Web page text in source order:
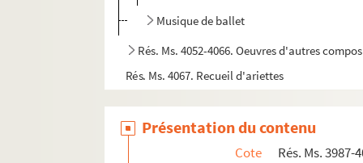
Musique de ballet
Rés. Ms. 4052-4066. Oeuvres d'autres
Rés. Ms. 4067. Recueil d'ariettes
Rés. Ms. 4071. Esquisse de partition
Présentation du contenu
Cote
Rés. Ms. 3987-